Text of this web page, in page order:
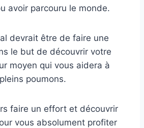
avoir parcouru le monde.
devrait être de faire une
le but de découvrir votre
moyen qui vous aidera à
poumons.
faire un effort et découvrir
vous absolument profiter